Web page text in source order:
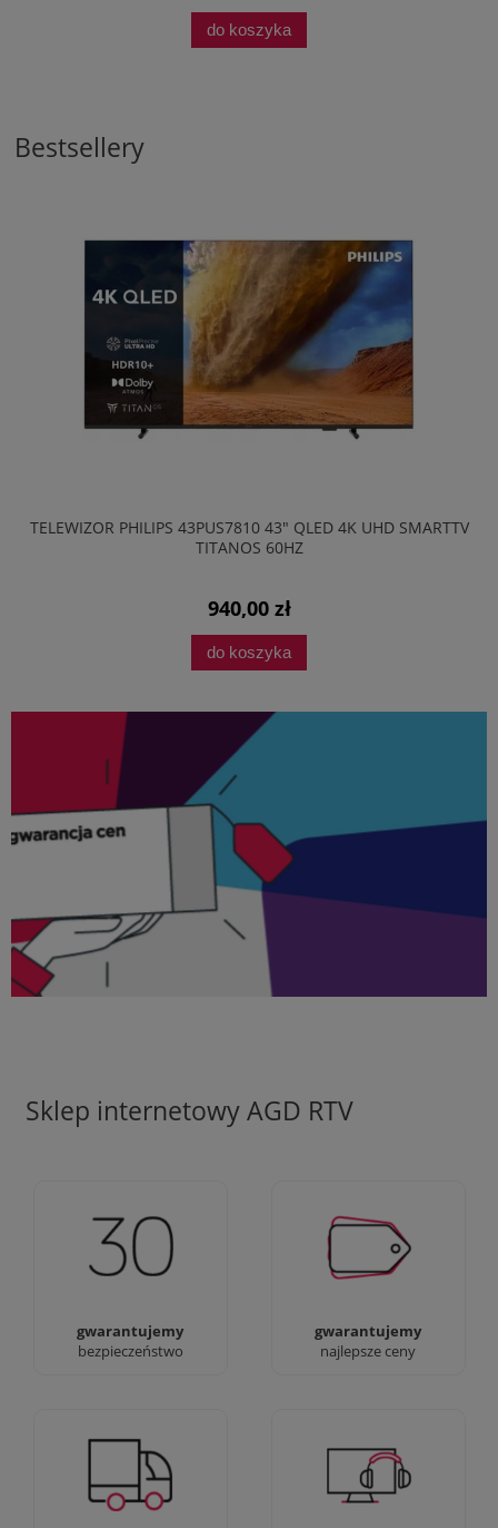
do koszyka
Bestsellery
TELEWIZOR PHILIPS 43PUS7810 43" QLED 4K UHD SMARTTV
TITANOS 60HZ
940,00 zł
do koszyka
Sklep internetowy AGD RTV
gwarantujemy
bezpieczeństwo
Jesteśmy firmą z 30-
gwarantujemy
najlepsze ceny
Ciężko pracujemy aby
zapewnić najlepsze
90% dostaw następnego
dnia, bez dopłat!
Jesteśmy prawdziwi :)
możesz przyjść i